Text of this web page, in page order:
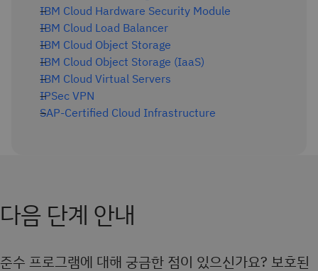
IBM Cloud Hardware Security Module
IBM Cloud Load Balancer
IBM Cloud Object Storage
IBM Cloud Object Storage (IaaS)
IBM Cloud Virtual Servers
IPSec VPN
SAP-Certified Cloud Infrastructure
다음 단계 안내
준수 프로그램에 대해 궁금한 점이 있으신가요? 보호된